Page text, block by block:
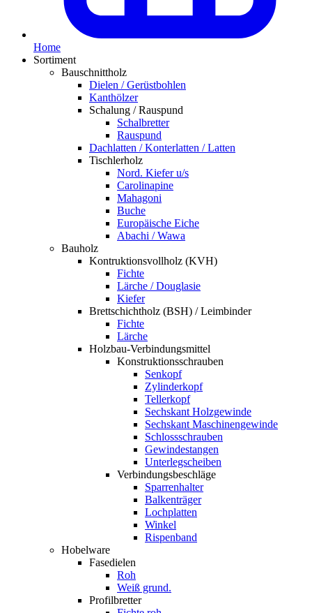
Home
Sortiment
Bauschnittholz
Dielen / Gerüstbohlen
Kanthölzer
Schalung / Rauspund
Schalbretter
Rauspund
Dachlatten / Konterlatten / Latten
Tischlerholz
Nord. Kiefer u/s
Carolinapine
Mahagoni
Buche
Europäische Eiche
Abachi / Wawa
Bauholz
Kontruktionsvollholz (KVH)
Fichte
Lärche / Douglasie
Kiefer
Brettschichtholz (BSH) / Leimbinder
Fichte
Lärche
Holzbau-Verbindungsmittel
Konstruktionsschrauben
Senkopf
Zylinderkopf
Tellerkopf
Sechskant Holzgewinde
Sechskant Maschinengewinde
Schlossschrauben
Gewindestangen
Unterlegscheiben
Verbindungsbeschläge
Sparrenhalter
Balkenträger
Lochplatten
Winkel
Rispenband
Hobelware
Fasedielen
Roh
Weiß grund.
Profilbretter